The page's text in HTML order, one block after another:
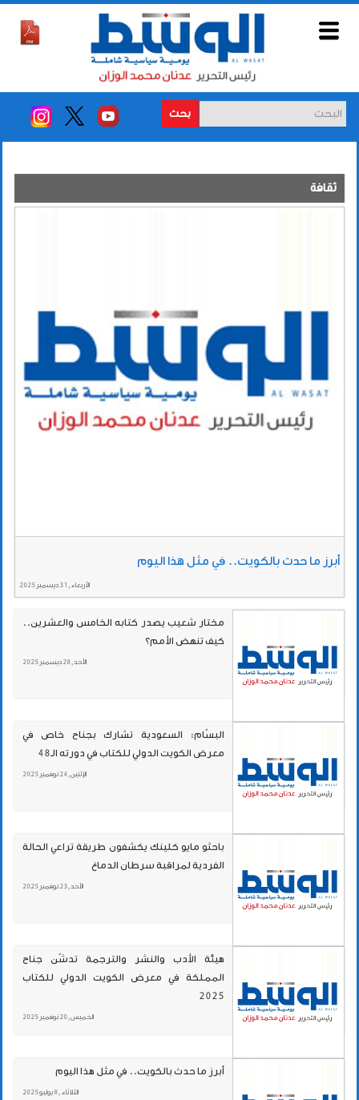
بحث
ثقافة
أبرز ما حدث بالكويت.. في مثل هذا اليوم
الأربعاء , 31 ديسمبر 2025
مختار شعيب يصدر كتابه الخامس والعشرين..
كيف تنهض الأمم؟
الأحد , 28 ديسمبر 2025
البسّام: السعودية تشارك بجناح خاص في
معرض الكويت الدولي للكتاب في دورته الـ48
الإثنين , 24 نوفمبر 2025
باحثو مايو كلينك يكشفون طريقة تراعي الحالة
الفردية لمراقبة سرطان الدماغ
الأحد , 23 نوفمبر 2025
هيئة الأدب والنشر والترجمة تدشّن جناح
المملكة في معرض الكويت الدولي للكتاب
2025
الخميس , 20 نوفمبر 2025
أبرز ما حدث بالكويت.. في مثل هذا اليوم
الثلاثاء , 8 يوليو 2025